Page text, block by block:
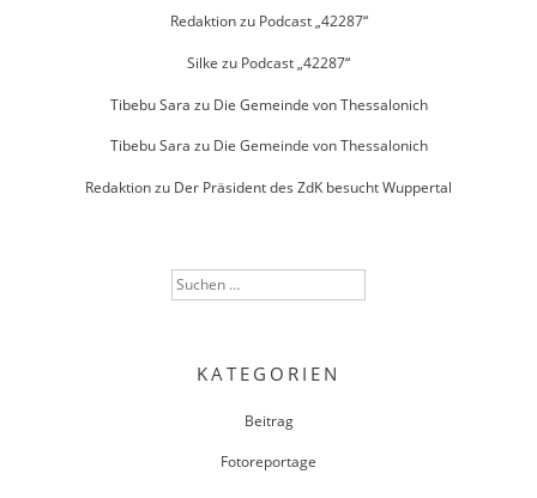
Redaktionzu Podcast „42287“
Silke zu Podcast „42287“
Tibebu Sara zu Die Gemeinde von Thessalonich
Tibebu Sara zu Die Gemeinde von Thessalonich
Redaktionzu Der Präsident des ZdK besucht Wuppertal
Suchen
nach:
KATEGORIEN
Beitrag
Fotoreportage